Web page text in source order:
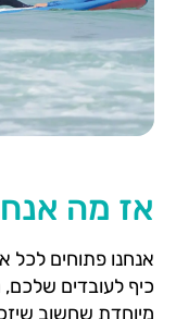
אז מה
אנחנו פתוחים לכל
כיף לעובדים שלכם,
מיוחדת שחשוב